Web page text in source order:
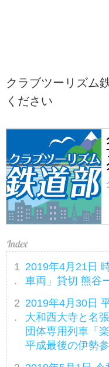
クラブツーリズム
ください
2019年4月21日
車両」貸切 熊谷
2019年4月30日
大和西大寺と名
団体専用列車「
平成最後の伊勢